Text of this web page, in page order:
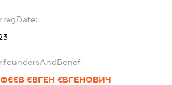
ЄВГЕН ЄВГЕНОВИЧ